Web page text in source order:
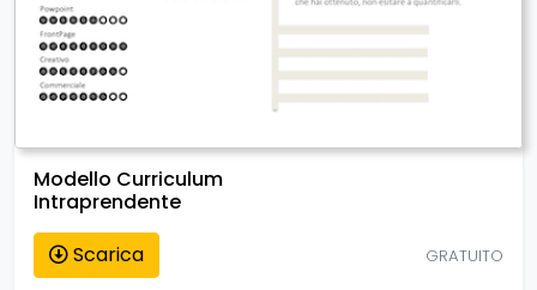
Modello Curriculum
Intraprendente
Scarica
GRATUITO